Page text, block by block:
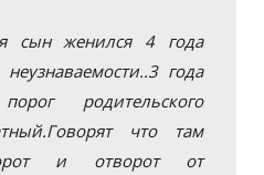
сын женился 4 года
года
родительского
что там
и отворот от